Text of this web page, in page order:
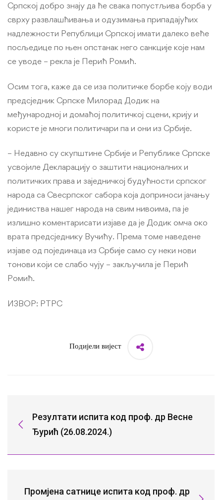
Српској добро знају да ће свака попустљива борба у
сврху развлашћивања и одузимања припадајућих
надлежности Републици Српској имати далеко веће
посљедице по њен опстанак него санкције које нам
се уводе – рекла је Перић Ромић.
Осим тога, каже да се иза политичке борбе коју води
предсједник Српске Милорад Додик на
међународној и домаћој политичкој сцени, крију и
користе је многи политичари па и они из Србије.
– Недавно су скупштине Србије и Републике Српске
усвојиле Декларацију о заштити националних и
политичких права и заједничкој будућности српског
народа са Свесрпског сабора која доприноси јачању
јединиства нашег народа на свим нивоима, па је
излишно коментарисати изјаве да је Додик омча око
врата предсједнику Вучићу. Према томе наведене
изјаве од појединаца из Србије само су неки нови
тонови који се слабо чују – закључила је Перић
Ромић.
ИЗВОР: РТРС
Подијели вијест
Резултати испита код проф. др Весне
Ђурић (26.08.2024.)
Промјена сатнице испита код проф. др